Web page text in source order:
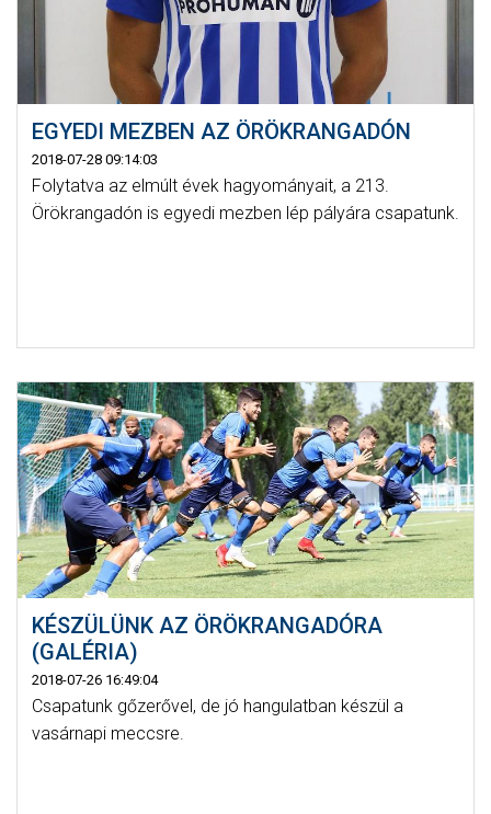
EGYEDI MEZBEN AZ ÖRÖKRANGADÓN
2018-07-28 09:14:03
Folytatva az elmúlt évek hagyományait, a 213.
Örökrangadón is egyedi mezben lép pályára csapatunk.
KÉSZÜLÜNK AZ ÖRÖKRANGADÓRA
(GALÉRIA)
2018-07-26 16:49:04
Csapatunk gőzerővel, de jó hangulatban készül a
vasárnapi meccsre.